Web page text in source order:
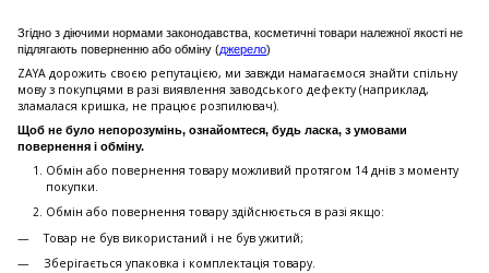
Згідно з діючими нормами законодавства, косметичні товари належної якості не
підлягають поверненню або обміну (джерело)
ZAYA дорожить своєю репутацією, ми завжди намагаємося знайти спільну
мову з покупцями в разі виявлення заводського дефекту (наприклад,
зламалася кришка, не працює розпилювач).
Щоб не було непорозумінь, ознайомтеся, будь ласка, з умовами
повернення і обміну.
Обмін або повернення товару можливий протягом 14 днів з моменту
покупки.
Обмiн або повернення товару здійснюється в разі якщо:
Товар не був використаний і не був ужитий;
Зберiгається упаковка і комплектація товару.